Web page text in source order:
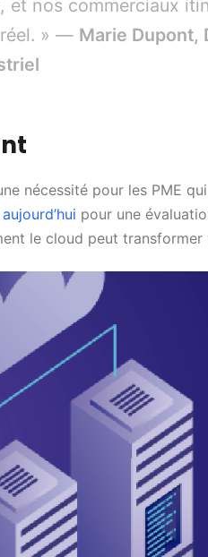
et nos commerciaux
» — Marie Dupont,
nécessité pour les PME
pour une
le cloud peut transformer